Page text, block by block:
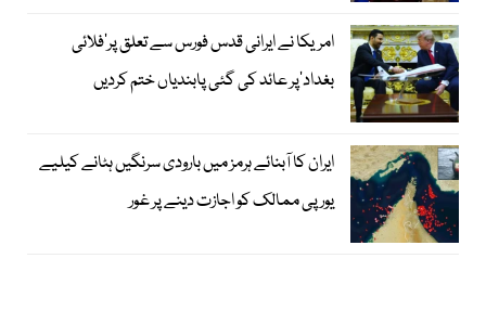
امریکا نے ایرانی قدس فورس سے تعلق پر’فلائی
بغداد‘پر عائد کی گئی پابندیاں ختم کردیں
ایران کا آبنائے ہرمز میں بارودی سرنگیں ہٹانے کیلیے
یورپی ممالک کو اجازت دینے پر غور